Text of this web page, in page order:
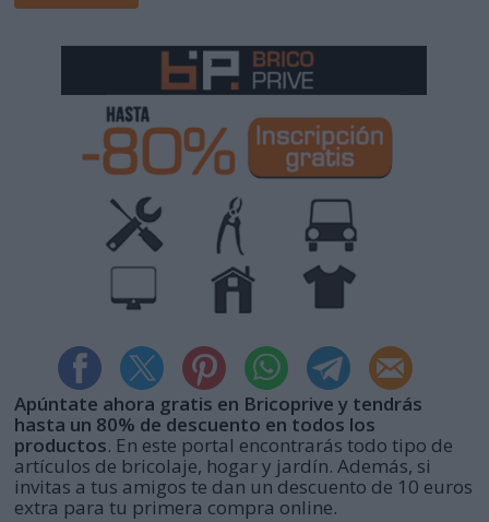
Apúntate ahora gratis en Bricoprive y tendrás
hasta un 80% de descuento en todos los
productos. En este portal encontrarás todo tipo de
artículos de bricolaje, hogar y jardín. Además, si
invitas a tus amigos te dan un descuento de 10 euros
extra para tu primera compra online.